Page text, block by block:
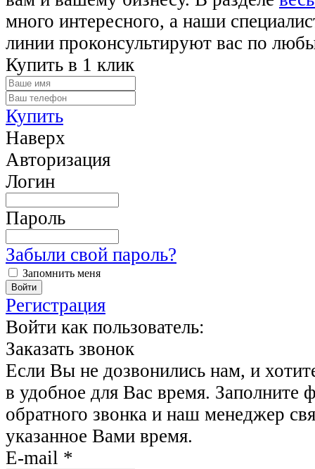
много интересного, а наши
линии проконсультируют вас по
Купить в 1 клик
Купить
Наверх
Авторизация
Логин
Пароль
Забыли свой пароль?
Запомнить меня
Регистрация
Войти как пользователь:
Заказать звонок
Если Вы не дозвонились нам, и
в удобное для Вас время. Заполните
обратного звонка и наш менеджер
указанное Вами время.
E-mail *